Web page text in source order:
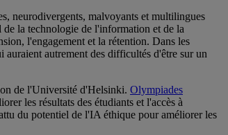
neurodivergents, malvoyants et multilingues
de la technologie de l'information et de la
l'engagement et la rétention. Dans les
autrement des difficultés d'être sur un
de l'Université d'Helsinki. Olympiades
les résultats des étudiants et l'accès à
du potentiel de l'IA éthique pour améliorer les